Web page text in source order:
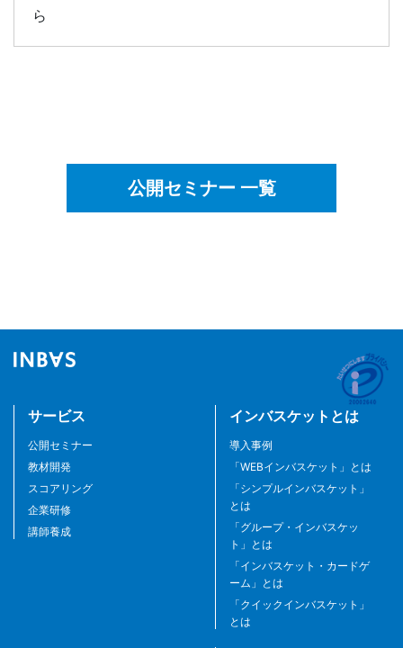
ら
公開セミナー 一覧
サービス
公開セミナー
教材開発
スコアリング
企業研修
講師養成
インバスケットとは
導入事例
「WEBインバスケット」とは
「シンプルインバスケット」
とは
「グループ・インバスケッ
ト」とは
「インバスケット・カードゲ
ーム」とは
「クイックインバスケット」
とは